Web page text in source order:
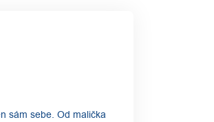
sám sebe. Od malička